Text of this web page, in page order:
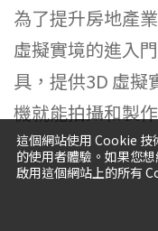
為了提升房地產
虛擬實境的進入
具，提供3D 虛擬
機就能拍攝和製
這個網站使用 Cookie 技
的使用者體驗。如果您
啟用這個網站上的所有